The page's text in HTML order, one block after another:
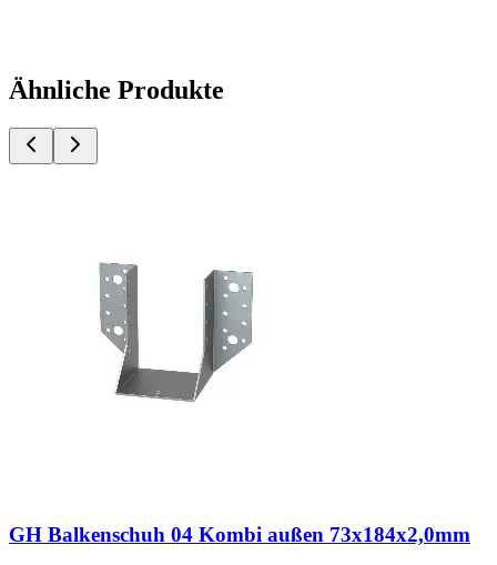
Ähnliche Produkte
GH Balkenschuh 04 Kombi außen 73x184x2,0mm